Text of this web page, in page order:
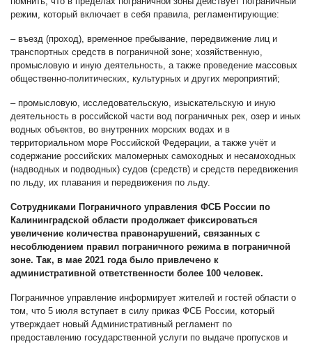
режим, который включает в себя правила, регламентирующие:
– въезд (проход), временное пребывание, передвижение лиц и
транспортных средств в пограничной зоне; хозяйственную,
промысловую и иную деятельность, а также проведение массовых
общественно-политических, культурных и других мероприятий;
– промысловую, исследовательскую, изыскательскую и иную
деятельность в российской части вод пограничных рек, озер и иных
водных объектов, во внутренних морских водах и в
территориальном море Российской Федерации, а также учёт и
содержание российских маломерных самоходных и несамоходных
(надводных и подводных) судов (средств) и средств передвижения
по льду, их плавания и передвижения по льду.
Сотрудниками Пограничного управления ФСБ России по
Калининградской области продолжает фиксироваться
увеличение количества правонарушений, связанных с
несоблюдением правил пограничного режима в пограничной
зоне. Так, в мае 2021 года было привлечено к
административной ответственности более 100 человек.
Пограничное управление информирует жителей и гостей области о
том, что 5 июля вступает в силу приказ ФСБ России, который
утверждает новый Административный регламент по
предоставлению государственной услуги по выдаче пропусков и